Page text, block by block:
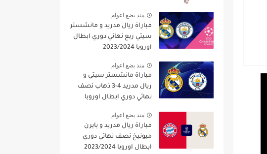
منذ بضع اعوام
مباراة ريال مدريد و مانشستر
سيتي ربع نهائي دوري ابطال
اوروبا 2023/2024
منذ بضع اعوام
مباراة مانشستر سيتي و
ريال مدريد 4-3 ذهاب نصف
نهائي دوري ابطال اوروبا
منذ بضع اعوام
مباراة ريال مدريد و بايرن
ميونيخ نصف نهائي دوري
ابطال اوروبا 2023/2024